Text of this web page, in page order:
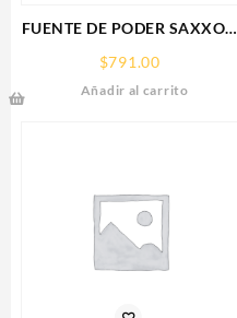
FUENTE DE PODER SAXXON
REGULADA,12V,10
AMPERES,DISTRIBUIDOR
$791.00
Añadir al carrito